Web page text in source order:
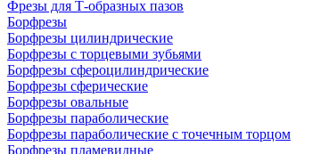
Фрезы для Т-образных пазов
Борфрезы
Борфрезы цилиндрические
Борфрезы с торцевыми зубьями
Борфрезы сфероцилиндрические
Борфрезы сферические
Борфрезы овальные
Борфрезы параболические
Борфрезы параболические с точечным торцом
Борфрезы пламевидные